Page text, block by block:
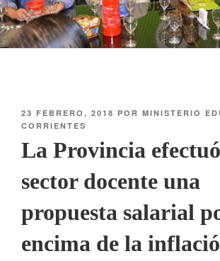
23 FEBRERO, 2018 POR MINISTERIO
CORRIENTES
La Provincia
sector docente una
propuesta salarial
encima de la